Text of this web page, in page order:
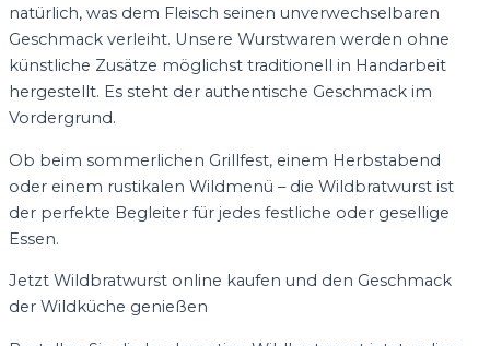
natürlich, was dem Fleisch seinen unverwechselbaren
Geschmack verleiht. Unsere Wurstwaren werden ohne
künstliche Zusätze möglichst traditionell in Handarbeit
hergestellt. Es steht der authentische Geschmack im
Vordergrund.
Ob beim sommerlichen Grillfest, einem Herbstabend
oder einem rustikalen Wildmenü – die Wildbratwurst ist
der perfekte Begleiter für jedes festliche oder gesellige
Essen.
Jetzt Wildbratwurst online kaufen und den Geschmack
der Wildküche genießen